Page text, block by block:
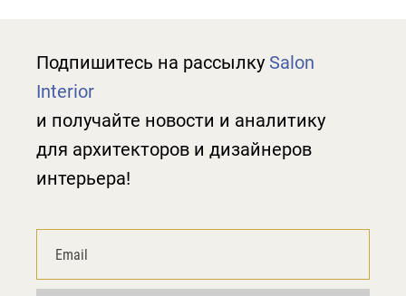
Подпишитесь на рассылку Salon
Interior
и получайте новости и аналитику
для архитекторов и дизайнеров
интерьера!